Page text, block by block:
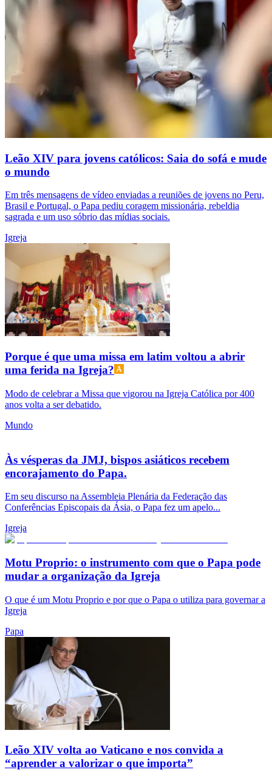
Leão XIV para jovens católicos: Saia do sofá e mude
o mundo
Em três mensagens de vídeo enviadas a reuniões de jovens no Peru,
Brasil e Portugal, o Papa pediu coragem missionária, rebeldia
sagrada e um uso sóbrio das mídias sociais.
Igreja
Porque é que uma missa em latim voltou a abrir
uma ferida na Igreja?
Modo de celebrar a Missa que vigorou na Igreja Católica por 400
anos volta a ser debatido.
Mundo
Às vésperas da JMJ, bispos asiáticos recebem
encorajamento do Papa.
Em seu discurso na Assembleia Plenária da Federação das
Conferências Episcopais da Ásia, o Papa fez um apelo...
Igreja
Motu Proprio: o instrumento com que o Papa pode
mudar a organização da Igreja
O que é um Motu Proprio e por que o Papa o utiliza para governar a
Igreja
Papa
Leão XIV volta ao Vaticano e nos convida a
“aprender a valorizar o que importa”